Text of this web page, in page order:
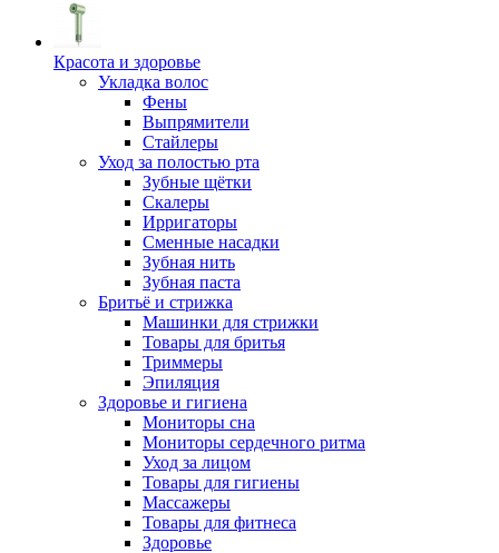
Красота и здоровье
Укладка волос
Фены
Выпрямители
Стайлеры
Уход за полостью рта
Зубные щётки
Скалеры
Ирригаторы
Сменные насадки
Зубная нить
Зубная паста
Бритьё и стрижка
Машинки для стрижки
Товары для бритья
Триммеры
Эпиляция
Здоровье и гигиена
Мониторы сна
Мониторы сердечного ритма
Уход за лицом
Товары для гигиены
Массажеры
Товары для фитнеса
Здоровье